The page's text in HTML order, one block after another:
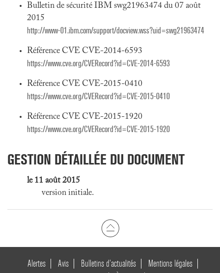
Bulletin de sécurité IBM swg21963474 du 07 août
2015
http://www-01.ibm.com/support/docview.wss?uid=swg21963474
Référence CVE CVE-2014-6593
https://www.cve.org/CVERecord?id=CVE-2014-6593
Référence CVE CVE-2015-0410
https://www.cve.org/CVERecord?id=CVE-2015-0410
Référence CVE CVE-2015-1920
https://www.cve.org/CVERecord?id=CVE-2015-1920
GESTION DÉTAILLÉE DU DOCUMENT
le 11 août 2015
version initiale.
Alertes Avis Bulletins d’actualités
Mentions légales